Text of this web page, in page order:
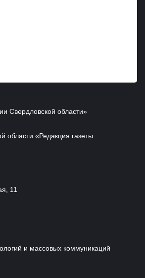
Свердловской области»
области «Редакция газеты
11
и массовых коммуникаций